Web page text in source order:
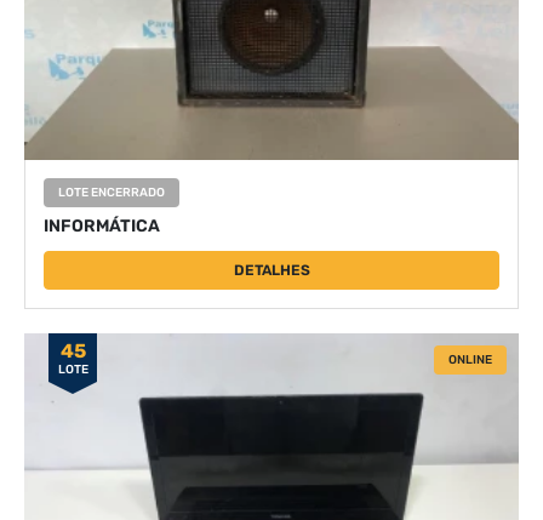
LOTE ENCERRADO
INFORMÁTICA
DETALHES
45
LOTE
ONLINE